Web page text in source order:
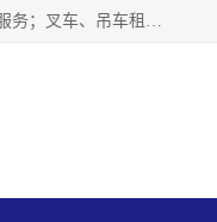
江苏富顺达吊装搬运有限公司成立于2014年，注册地位于苏州工业园区。经营范围包括起重吊装、搬运装卸服务；叉车、吊车租赁；水电安装；机电工程施工及维护；机电设备安装；家政服务、保洁服务。苏州搬运公司，苏州叉车出租，苏州吊车出租，苏州工厂设备搬运，专业设备吊装服务。